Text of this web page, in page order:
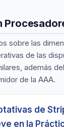
sobre las
de las
además
de la AAA.
de
en la